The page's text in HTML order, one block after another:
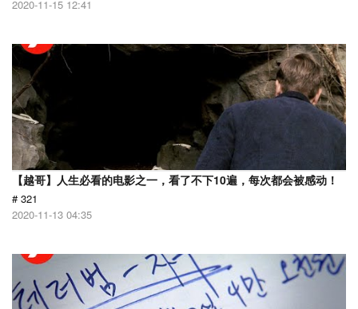
2020-11-15 12:41
【越哥】人生必看的电影之一，看了不下10遍，每次都会被感动！
# 321
2020-11-13 04:35